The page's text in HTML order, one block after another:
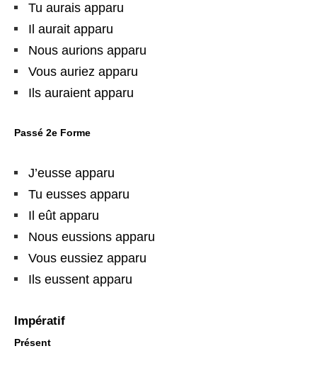
Tu aurais apparu
Il aurait apparu
Nous aurions apparu
Vous auriez apparu
Ils auraient apparu
Passé 2e Forme
J’eusse apparu
Tu eusses apparu
Il eût apparu
Nous eussions apparu
Vous eussiez apparu
Ils eussent apparu
Impératif
Présent